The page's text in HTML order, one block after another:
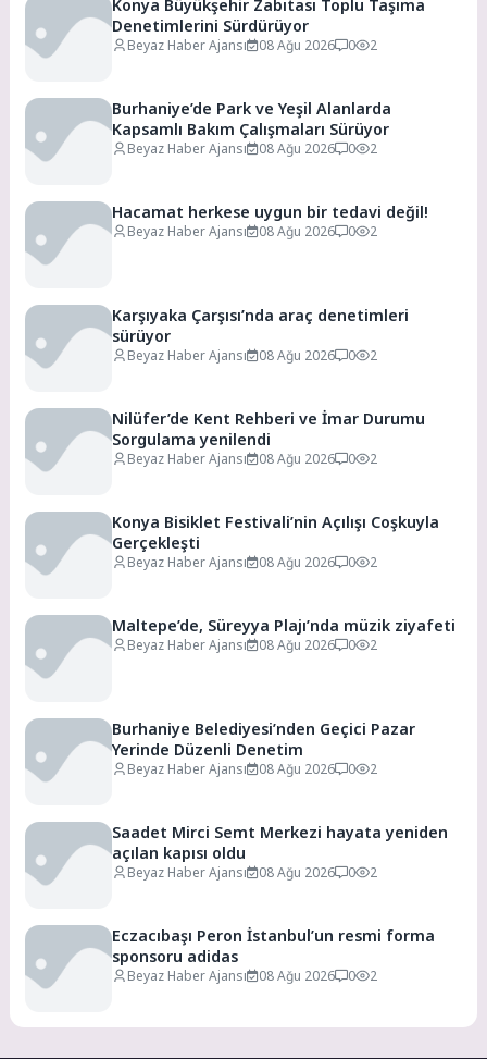
Konya Büyükşehir Zabıtası Toplu Taşıma
Denetimlerini Sürdürüyor
Beyaz Haber Ajansı 08 Ağu 2026 0 2
Burhaniye’de Park ve Yeşil Alanlarda
Kapsamlı Bakım Çalışmaları Sürüyor
Beyaz Haber Ajansı 08 Ağu 2026 0 2
Hacamat herkese uygun bir tedavi değil!
Beyaz Haber Ajansı 08 Ağu 2026 0 2
Karşıyaka Çarşısı’nda araç denetimleri
sürüyor
Beyaz Haber Ajansı 08 Ağu 2026 0 2
Nilüfer’de Kent Rehberi ve İmar Durumu
Sorgulama yenilendi
Beyaz Haber Ajansı 08 Ağu 2026 0 2
Konya Bisiklet Festivali’nin Açılışı Coşkuyla
Gerçekleşti
Beyaz Haber Ajansı 08 Ağu 2026 0 2
Maltepe’de, Süreyya Plajı’nda müzik ziyafeti
Beyaz Haber Ajansı 08 Ağu 2026 0 2
Burhaniye Belediyesi’nden Geçici Pazar
Yerinde Düzenli Denetim
Beyaz Haber Ajansı 08 Ağu 2026 0 2
Saadet Mirci Semt Merkezi hayata yeniden
açılan kapısı oldu
Beyaz Haber Ajansı 08 Ağu 2026 0 2
Eczacıbaşı Peron İstanbul’un resmi forma
sponsoru adidas
Beyaz Haber Ajansı 08 Ağu 2026 0 2